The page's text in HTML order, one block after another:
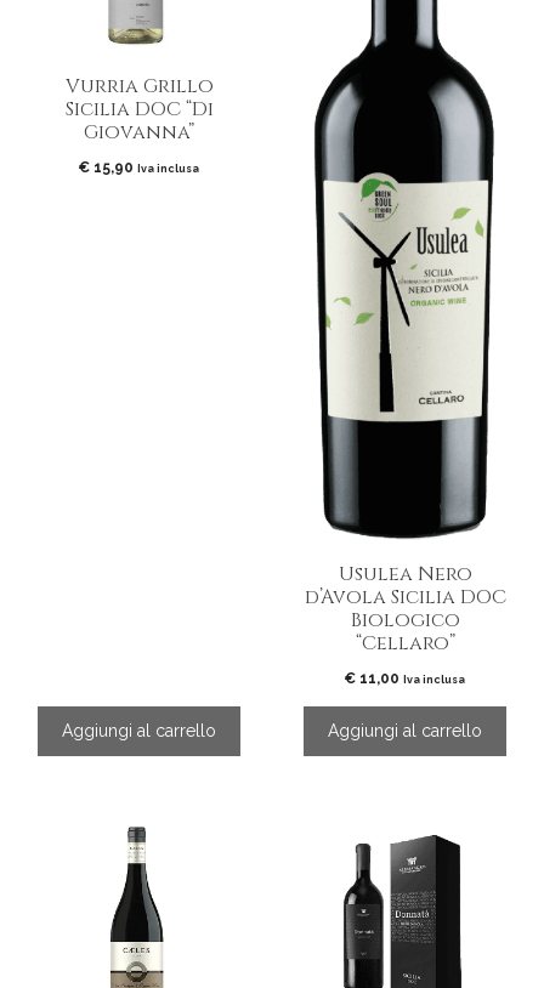
Vurria Grillo
Sicilia DOC “Di
Giovanna”
€ 15,90 Iva inclusa
Aggiungi al carrello
Usulea Nero
d’Avola Sicilia DOC
Biologico
“Cellaro”
€ 11,00 Iva inclusa
Aggiungi al carrello